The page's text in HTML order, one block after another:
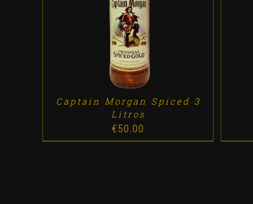
ADD TO CART / DETALLES
Captain Morgan Spiced 3
Litros
€50.00